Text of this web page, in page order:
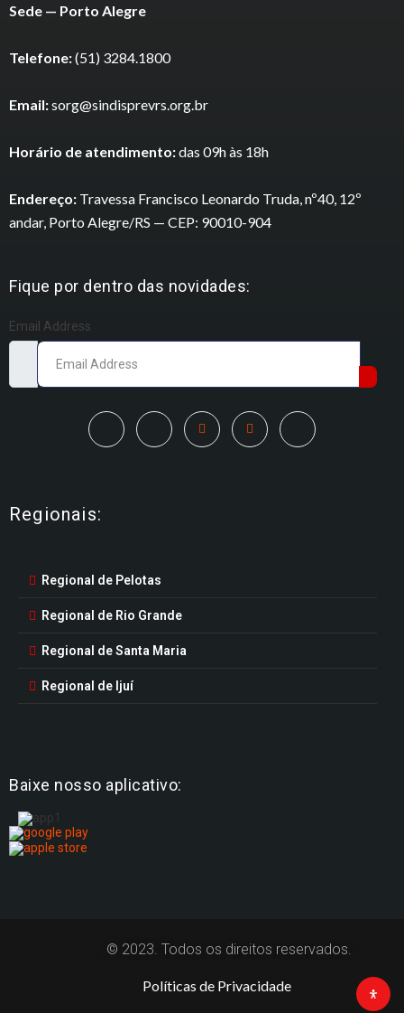
Sede — Porto Alegre
Telefone:(51) 3284.1800
Email:sorg@sindisprevrs.org.br
Horário de atendimento:das 09h às 18h
Endereço: Travessa Francisco Leonardo Truda, nº40, 12º
andar, Porto Alegre/RS — CEP: 90010-904
Fique por dentro das novidades:
Email Address
Regionais:
Regional de Pelotas
Regional de Rio Grande
Regional de Santa Maria
Regional de Ijuí
Baixe nosso aplicativo:
© 2023. Todos os direitos reservados.
Políticas de Privacidade